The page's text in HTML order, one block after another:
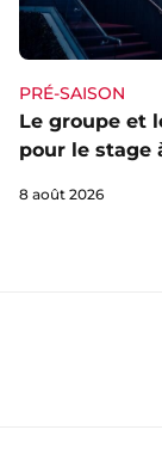
PRÉ-SAISON
Le groupe et
pour le stage
8 août 2026